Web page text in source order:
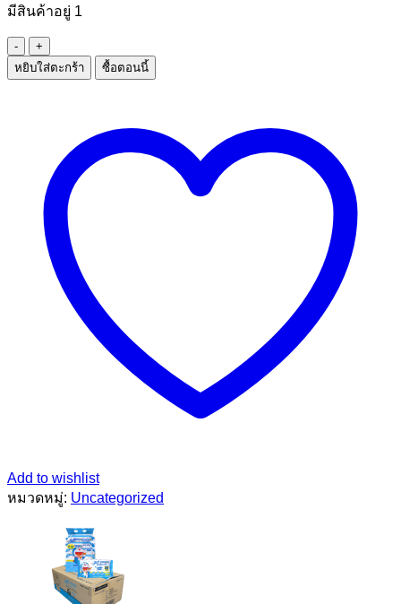
มีสินค้าอยู่ 1
จำนวน
กระเป๋า
หยิบใส่ตะกร้า ซื้อตอนนี้
Add to wishlist
หมวดหมู่: Uncategorized